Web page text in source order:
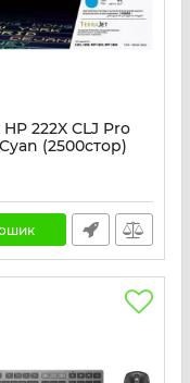
222X CLJ Pro
(2500стор)